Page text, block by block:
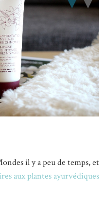
il y a peu de temps, et
aux plantes ayurvédiques